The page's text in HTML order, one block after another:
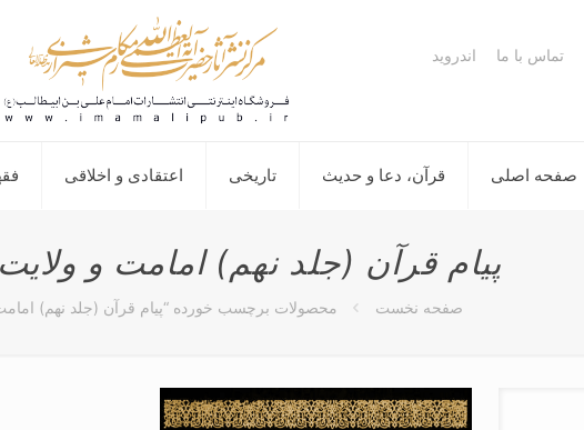
صفحه اصلی قرآن، دعا و حدیث تاریخی اعتقادی و اخلاقی
تماس با ما اندروید
پیام قرآن (جلد نهم) امامت و
صفحه نخست محصولات برچسب خورده “پیام قرآن (جلد نهم)